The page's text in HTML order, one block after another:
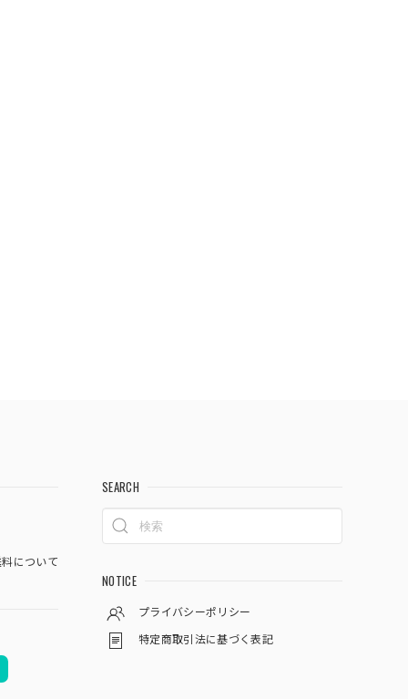
料について
SEARCH
NOTICE
プライバシーポリシー
特定商取引法に基づく表記